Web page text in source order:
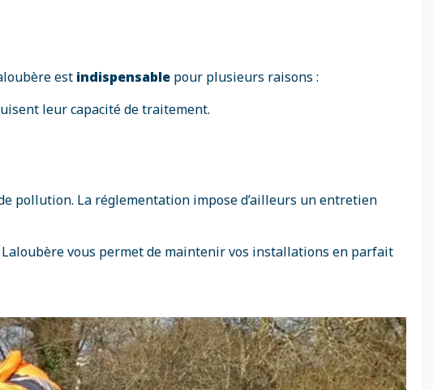
est indispensable pour plusieurs raisons :
leur capacité de traitement.
pollution. La réglementation impose d’ailleurs un entretien
vous permet de maintenir vos installations en parfait